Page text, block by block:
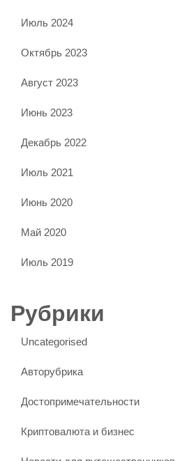
Июль 2024
Октябрь 2023
Август 2023
Июнь 2023
Декабрь 2022
Июль 2021
Июнь 2020
Май 2020
Июль 2019
Рубрики
Uncategorised
Авторубрика
Достопримечательности
Криптовалюта и бизнес